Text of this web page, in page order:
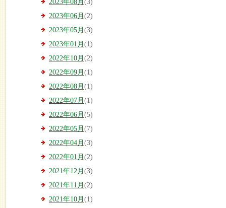
2023年08月 (3)
2023年06月 (2)
2023年05月 (3)
2023年01月 (1)
2022年10月 (2)
2022年09月 (1)
2022年08月 (1)
2022年07月 (1)
2022年06月 (5)
2022年05月 (7)
2022年04月 (3)
2022年01月 (2)
2021年12月 (3)
2021年11月 (2)
2021年10月 (1)